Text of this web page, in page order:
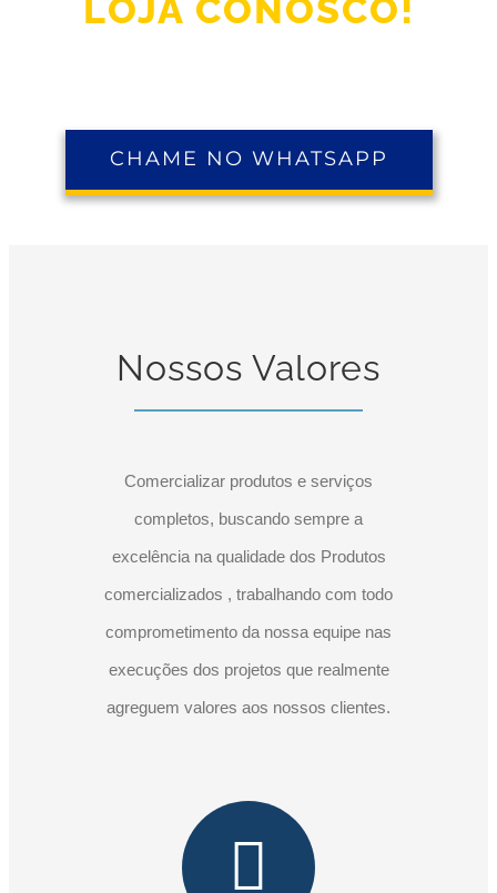
LOJA CONOSCO!
CHAME NO WHATSAPP
Nossos Valores
Comercializar produtos e serviços
completos, buscando sempre a
excelência na qualidade dos Produtos
comercializados , trabalhando com todo
comprometimento da nossa equipe nas
execuções dos projetos que realmente
agreguem valores aos nossos clientes.